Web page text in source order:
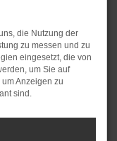
Volvo XC60
Straßen von
sind
verkaufen
Apolda. In
die Kritiker und
legt solchen
die Nutzung der
zu messen und zu
eingesetzt, die von
um Sie auf
Anzeigen zu
sind.